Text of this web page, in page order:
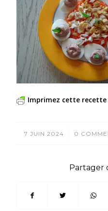
Imprimez cette recette
7 JUIN 2024
/ 0
Partager